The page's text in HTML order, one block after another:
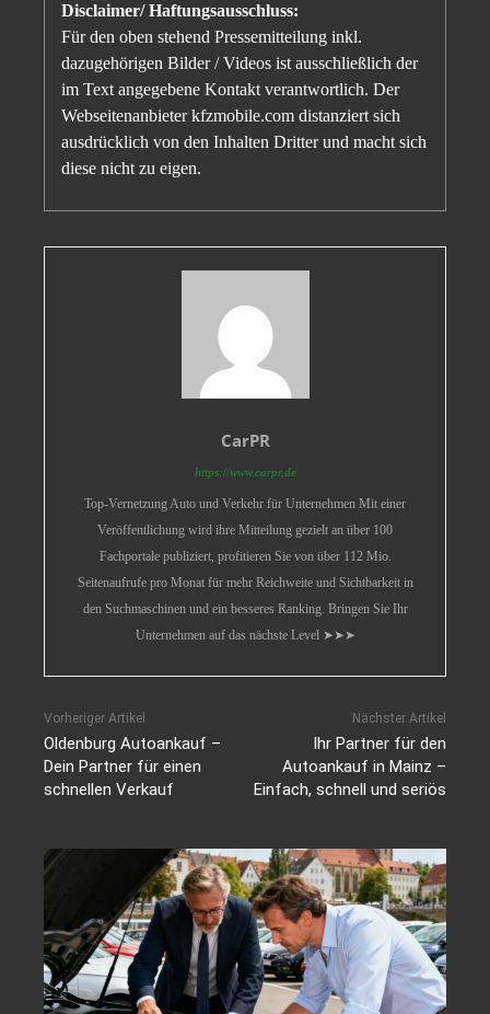
Disclaimer/ Haftungsausschluss:
Für den oben stehend Pressemitteilung inkl.
dazugehörigen Bilder / Videos ist ausschließlich der
im Text angegebene Kontakt verantwortlich. Der
Webseitenanbieter kfzmobile.com distanziert sich
ausdrücklich von den Inhalten Dritter und macht sich
diese nicht zu eigen.
CarPR
https://www.carpr.de
Top-Vernetzung Auto und Verkehr für Unternehmen Mit einer
Veröffentlichung wird ihre Mitteilung gezielt an über 100
Fachportale publiziert, profitieren Sie von über 112 Mio.
Seitenaufrufe pro Monat für mehr Reichweite und Sichtbarkeit in
den Suchmaschinen und ein besseres Ranking. Bringen Sie Ihr
Unternehmen auf das nächste Level ➤➤➤
Vorheriger Artikel
Oldenburg Autoankauf –
Dein Partner für einen
schnellen Verkauf
Nächster Artikel
Ihr Partner für den
Autoankauf in Mainz –
Einfach, schnell und seriös